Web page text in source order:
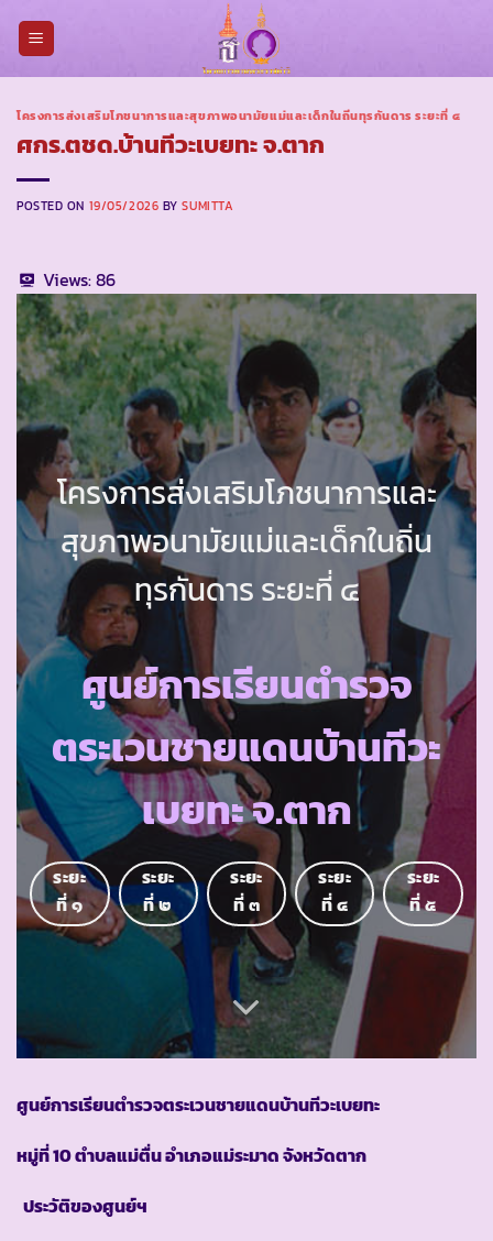
โครงการส่งเสริมโภชนาการและสุขภาพอนามัยแม่และเด็กในถิ่นทุรกันดาร ระยะที่ ๔
ศกร.ตชด.บ้านทีวะเบยทะ จ.ตาก
POSTED ON 19/05/2026 BYSUMITTA
Views:86
โครงการส่งเสริมโภชนาการและ
สุขภาพอนามัยแม่และเด็กในถิ่น
ทุรกันดาร ระยะที่ ๔
ศูนย์การเรียนตำรวจ
ตระเวนชายแดนบ้านทีวะ
เบยทะ จ.ตาก
ระยะ
ที่ ๑
ระยะ
ที่ ๒
ระยะ
ที่ ๓
ระยะ
ที่ ๔
ระยะ
ที่ ๕
ศูนย์การเรียนตำรวจตระเวนชายแดนบ้านทีวะเบยทะ
หมู่ที่ 10 ตำบลแม่ตื่น อำเภอแม่ระมาด จังหวัดตาก
ประวัติของศูนย์ฯ